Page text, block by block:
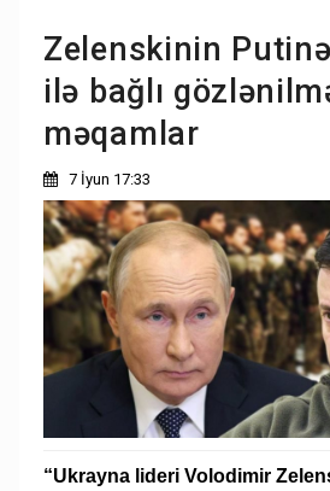
Zelenskinin
ilə bağlı
məqamlar
7 İyun 17:33
“Ukrayna lideri Volodimir